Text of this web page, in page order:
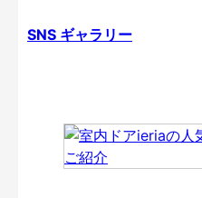
SNS ギャラリー